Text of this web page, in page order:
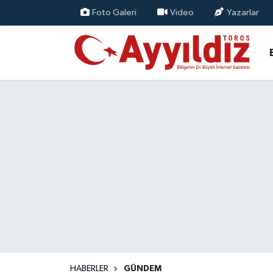
Foto Galeri Video Yazarlar
HABERLER GÜNDEM